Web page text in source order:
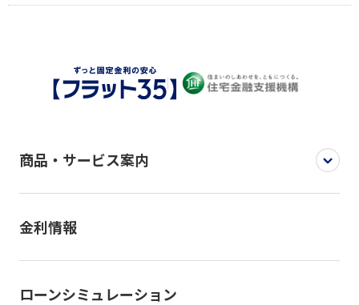
商品・サービス案内
金利情報
ローンシミュレーション